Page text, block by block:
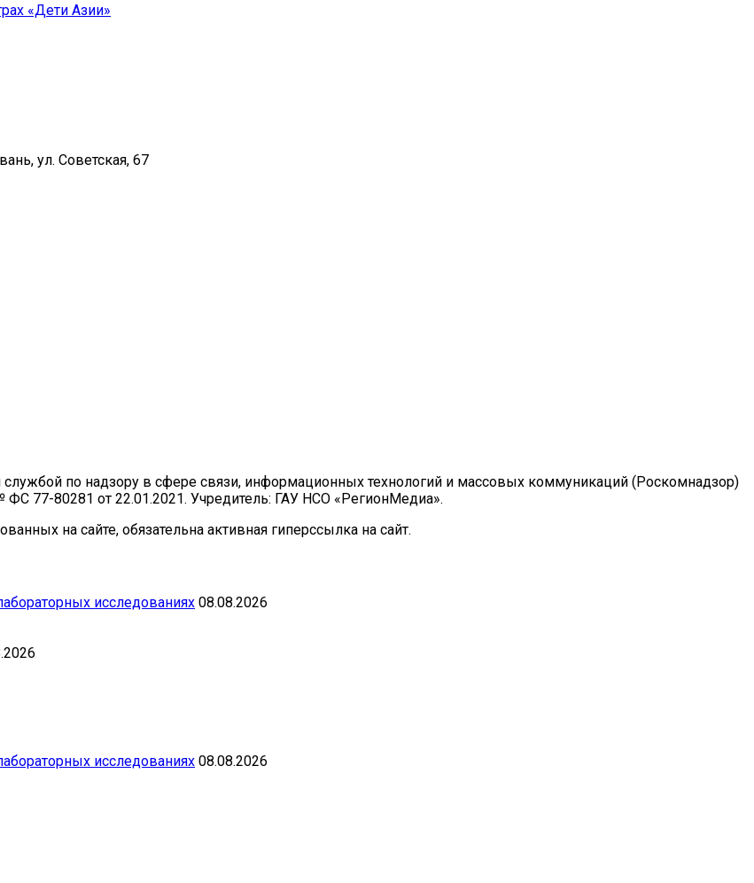
«Дети Азии»
ул. Советская, 67
по надзору в сфере связи, информационных технологий и массовых коммуникаций (Роскомнадзор)
77-80281 от 22.01.2021. Учредитель: ГАУ НСО «РегионМедиа».
на сайте, обязательна активная гиперссылка на сайт.
исследованиях 08.08.2026
исследованиях 08.08.2026